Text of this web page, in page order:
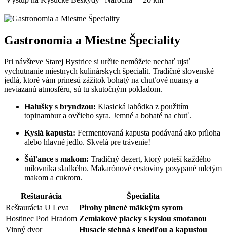
Gastronomia a Miestne Špeciality
Pri návšteve Starej Bystrice si určite nemôžete nechať ujsť
vychutnanie miestnych kulinárskych špecialít. Tradičné slovenské
jedlá, ktoré vám prinesú zážitok bohatý na chuťové nuansy a
neviazanú atmosféru, sú tu skutočným pokladom.
Halušky s bryndzou: Klasická lahôdka z použitím
topinambur a ovčieho syra. Jemné a bohaté na chuť.
Kyslá kapusta: Fermentovaná kapusta podávaná ako príloha
alebo hlavné jedlo. Skvelá pre trávenie!
Šúľance s makom: Tradičný dezert, ktorý poteší každého
milovníka sladkého. Makarónové cestoviny posypané mletým
makom a cukrom.
Reštaurácia
Špecialita
Reštaurácia U Leva
Pirohy plnené mäkkým syrom
Hostinec Pod Hradom Zemiakové placky s kyslou smotanou
Vinný dvor
Husacie stehná s knedľou a kapustou